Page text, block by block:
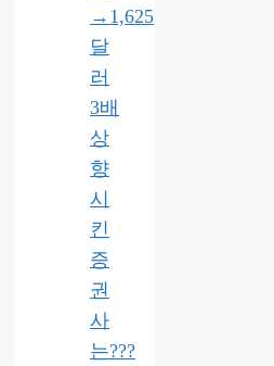
→1,625
달
러
3배
상
향
시
킨
증
권
사
는???